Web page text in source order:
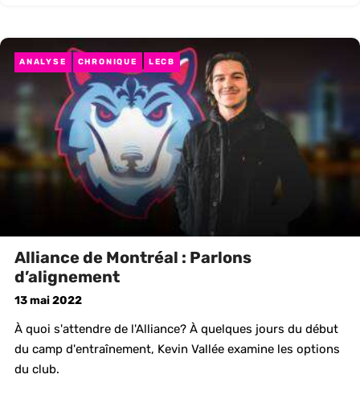
ANALYSE CHRONIQUE LECB
Alliance de Montréal : Parlons
d’alignement
13 mai 2022
À quoi s'attendre de l'Alliance? À quelques jours du début
du camp d'entraînement, Kevin Vallée examine les options
du club.